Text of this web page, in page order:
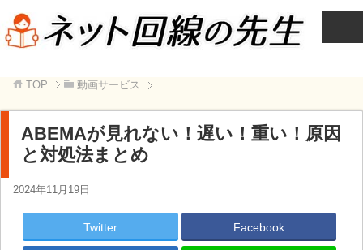
TOP 動画サービス
ABEMAが見れない！遅い！重い！原因
と対処法まとめ
2024年11月19日
Twitter Facebook